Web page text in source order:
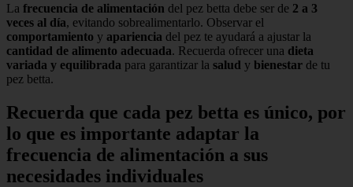
La frecuencia de alimentación del pez betta debe ser de 2 a 3
veces al día, evitando sobrealimentarlo. Observar el
comportamiento y apariencia del pez te ayudará a ajustar la
cantidad de alimento adecuada. Recuerda ofrecer una dieta
variada y equilibrada para garantizar la salud y bienestar de tu
pez betta.
Recuerda que cada pez betta es único, por
lo que es importante adaptar la
frecuencia de alimentación a sus
necesidades individuales